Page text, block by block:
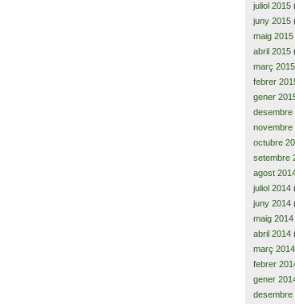
juliol 2015
juny 2015
maig 2015
abril 2015
març 2015
febrer
gener
desembre
novembre
octubre
setembre
agost
juliol 2014
juny 2014
maig 2014
abril 2014
març 2014
febrer
gener
desembre